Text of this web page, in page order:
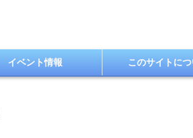
イベント情報 このサイトに